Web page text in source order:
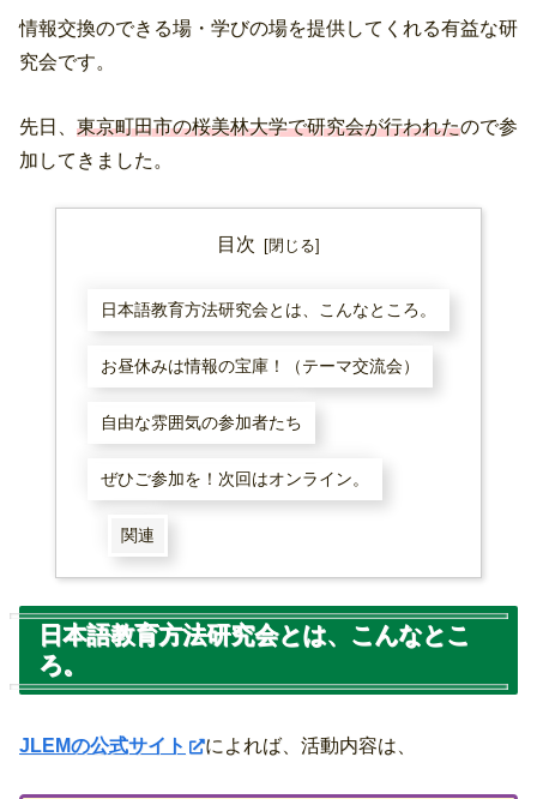
情報交換のできる場・学びの場を提供してくれる有益な研
究会です。
先日、 東京町田市の桜美林大学で研究会が行われたので参
加してきました。
目次
日本語教育方法研究会とは、こんなところ。
お昼休みは情報の宝庫！（テーマ交流会）
自由な雰囲気の参加者たち
ぜひご参加を！次回はオンライン。
関連
日本語教育方法研究会とは、こんなとこ
ろ。
JLEMの公式サイト によれば、活動内容は、